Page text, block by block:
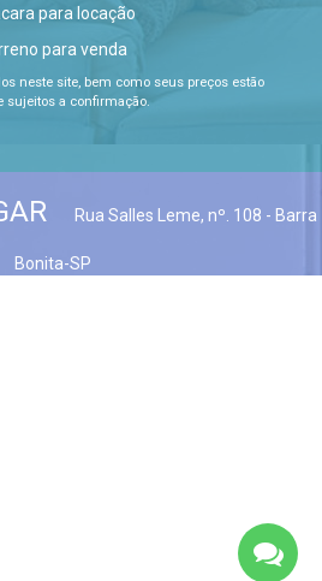
para locação
para venda
neste site, bem como seus preços estão
sujeitos a confirmação.
Rua Salles Leme, nº. 108 - Barra
Bonita-SP